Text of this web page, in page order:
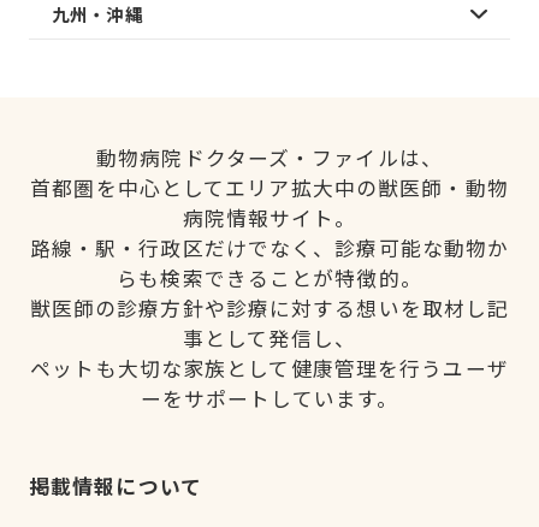
九州・沖縄
動物病院ドクターズ・ファイルは、
首都圏を中心としてエリア拡大中の獣医師・動物
病院情報サイト。
路線・駅・行政区だけでなく、診療可能な動物か
らも検索できることが特徴的。
獣医師の診療方針や診療に対する想いを取材し記
事として発信し、
ペットも大切な家族として健康管理を行うユーザ
ーをサポートしています。
掲載情報について